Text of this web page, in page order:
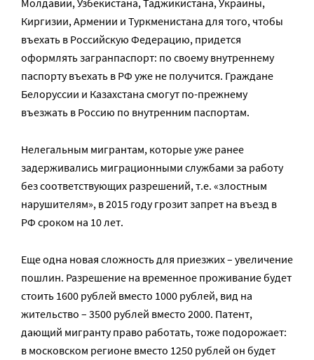
Киргизии, Армении и Туркменистана для того, чтобы
въехать в Российскую Федерацию, придется
оформлять загранпаспорт: по своему внутреннему
паспорту въехать в РФ уже не получится. Граждане
Белоруссии и Казахстана смогут по-прежнему
въезжать в Россию по внутренним паспортам.
Нелегальным мигрантам, которые уже ранее
задерживались миграционными службами за работу
без соответствующих разрешений, т.е. «злостным
нарушителям», в 2015 году грозит запрет на въезд в
РФ сроком на 10 лет.
Еще одна новая сложность для приезжих – увеличение
пошлин. Разрешение на временное проживание будет
стоить 1600 рублей вместо 1000 рублей, вид на
жительство – 3500 рублей вместо 2000. Патент,
дающий мигранту право работать, тоже подорожает:
в московском регионе вместо 1250 рублей он будет